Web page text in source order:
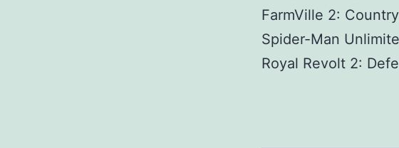
FarmVille 2:
Spider-Man
Royal Revolt 2: